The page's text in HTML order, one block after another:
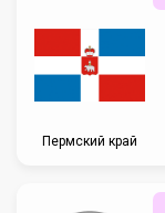
Пермский край